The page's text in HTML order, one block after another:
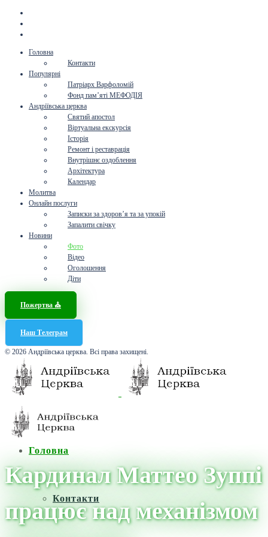
Головна
Контакти
Популярні
Патріарх Варфоломій
Фонд пам’яті МЕФОДІЯ
Андріївська церква
Святий апостол
Віртуальна екскурсія
Історія
Ремонт і реставрація
Внутрішнє оздоблення
Архітектура
Календар
Молитва
Онлайн послуги
Записки за здоров’я та за упокій
Запалити свічку
Новини
Фото
Відео
Оголошення
Діти
Пожертва ⛪️
Наш Телеграм
© 2026 Андріївська церква. Всі права захищені.
Головна
Контакти
Кардинал Маттео Зуппі
працює над механізмом